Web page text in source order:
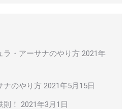
ラ・アーサナのやり方 2021年
ナのやり方 2021年5月15日
！ 2021年3月1日